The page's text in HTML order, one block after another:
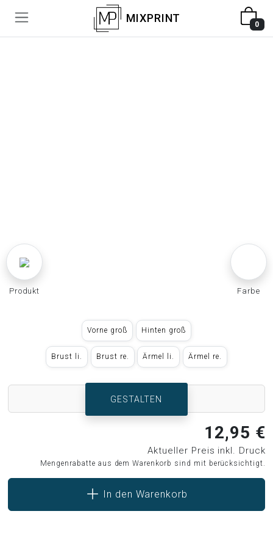
MIXPRINT
0
Produkt Farbe
Vorne groß Hinten groß
Brust li. Brust re. Ärmel li. Ärmel re.
GESTALTEN
12,95 €
Aktueller Preis inkl. Druck
Mengenrabatte aus dem Warenkorb sind mit berücksichtigt.
In den Warenkorb